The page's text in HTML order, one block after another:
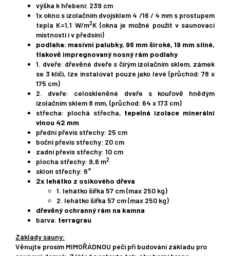
výška k hřebeni: 239 cm
1x okno s izolačním dvojsklem 4 /16 / 4 mm s prostupem
tepla K=1,1 W/m2K (okna je možné použít v saunovací
místnosti i v předsíni)
podlaha: masivní palubky, 96 mm široké, 19 mm silné,
tlakově impregnovaný nosný rám podlahy
1. dveře: dřevěné dveře s čirým izolačním sklem, zámek
se 3 klíči, lze instalovat pouze jako levé (průchod: 78 x
175 cm)
2. dveře: celoskleněné dveře s kouřově hnědým
izolačním sklem 8 mm, (průchod: 64 x 173 cm)
střecha: plochá střecha, tepelná izolace minerální
vlnou 42 mm
přední převis střechy: 25 cm
boční převis střechy: 20 cm
zadní převis střechy: 10 cm
plocha střechy: 9,6 m2
sklon střechy: 6°
2x lehátko z osikového dřeva
1. lehátko šířka 57 cm (max 250 kg)
2. lehátko šířka 57 cm (max 250 kg)
dřevěný ochranný rám na kamna
barva: terragrau
Základy sauny:
Věnujte prosím MIMOŘÁDNOU péči při budování základu pro